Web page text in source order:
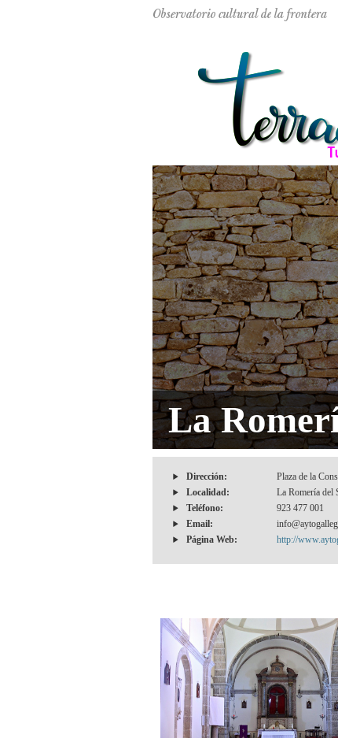
La
Dirección:
Plaza de la
Localidad:
La Romería del
Teléfono:
923 477 001
Email:
Página Web:
http://